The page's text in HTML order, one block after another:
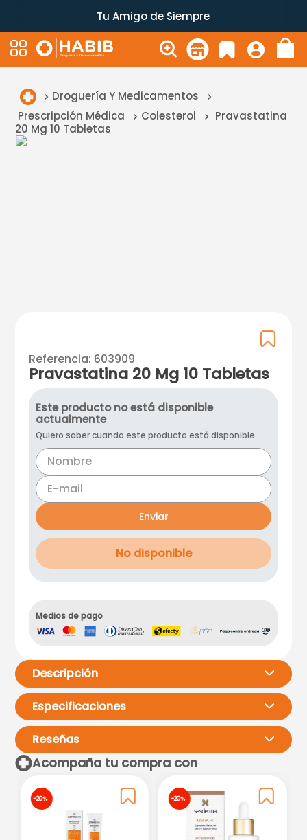
Tu Amigo de Siempre
Droguería Y Medicamentos
Prescripción Médica
Colesterol
Pravastatina
20 Mg 10 Tabletas
Referencia: 603909
Pravastatina 20 Mg 10 Tabletas
Este producto no está disponible
actualmente
Quiero saber cuando este producto está disponible
Enviar
No disponible
Medios de pago
Descripción
Especificaciones
Reseñas
Por favor, inicia sesión para
escribir un comentario.
Acompaña tu compra con
-20 % -20 %